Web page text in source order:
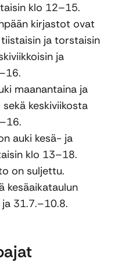
klo 12–15.
kirjastot ovat
ja torstaisin
ja
maanantaina ja
keskiviikosta
auki kesä- ja
klo 13–18.
on suljettu.
kesäaikataulun
31.7.–10.8.